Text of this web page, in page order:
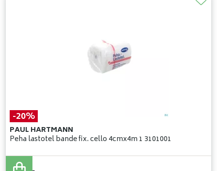
-20%
PAUL HARTMANN
Peha lastotel bande fix. cello 4cmx4m 1 3101001
0,45€